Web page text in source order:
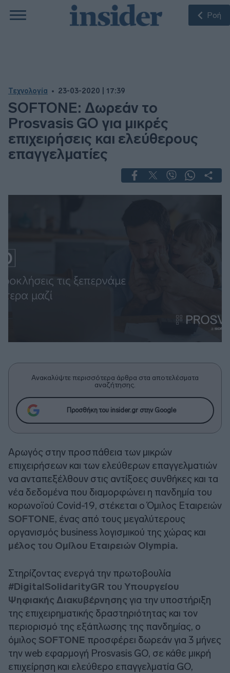
Ροή
Τεχνολογία 23-03-2020 | 17:39
SOFTONE: Δωρεάν το
Prosvasis GO για μικρές
επιχειρήσεις και ελεύθερους
επαγγελματίες
Ανακαλύψτε περισσότερα άρθρα στα αποτελέσματα
αναζήτησης.
Προσθήκη του insider.gr στην Google
Αρωγός στην προσπάθεια των μικρών
επιχειρήσεων και των ελεύθερων επαγγελματιών
να ανταπεξέλθουν στις αντίξοες συνθήκες και τα
νέα δεδομένα που διαμορφώνει η πανδημία του
κορωνοϊού Covid-19, στέκεται ο Όμιλος Εταιρειών
SOFTONE, ένας από τους μεγαλύτερους
οργανισμός business λογισμικού της χώρας και
μέλος του Ομίλου Εταιρειών Olympia.
Στηρίζοντας ενεργά την πρωτοβουλία
#DigitalSolidarityGR του Υπουργείου
Ψηφιακής Διακυβέρνησης για την υποστήριξη
της επιχειρηματικής δραστηριότητας και τον
περιορισμό της εξάπλωσης της πανδημίας, ο
όμιλος SOFTONE προσφέρει δωρεάν για 3 μήνες
την web εφαρμογή Prosvasis GO, σε κάθε μικρή
επιχείρηση και ελεύθερο επαγγελματία GO,